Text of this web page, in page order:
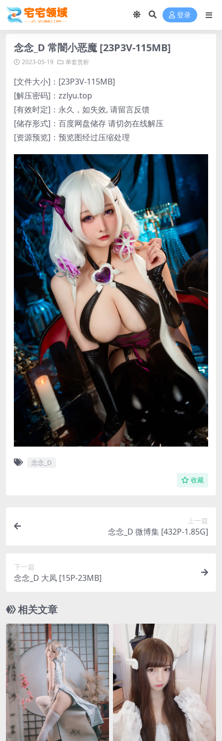
登录
念念_D 常闇小恶魔 [23P3V-115MB]
2023-05-19 单套赏析
[文件大小]：[23P3V-115MB]
[解压密码]：zzlyu.top
[有效时定]：永久，如失效, 请留言反馈
[储存形式]：百度网盘储存 请切勿在线解压
[资源预览]：预览图经过压缩处理
念念_D
收藏
上一篇
念念_D 微博集 [432P-1.85G]
下一篇
念念_D 大凤 [15P-23MB]
相关文章